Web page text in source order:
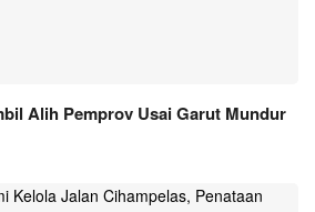
Alih Pemprov Usai Garut Mundur